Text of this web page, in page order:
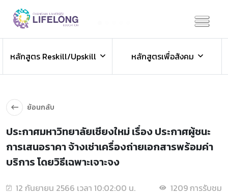
ข่าวประชาสัมพันธ์
ข่าวสารองค์กร ข่าวสารกิจกรรม
หลักสูตร Reskill/Upskill
หลักสูตรเพื่อสังคม
ย้อนกลับ
ประกาศมหาวิทยาลัยเชียงใหม่ เรื่อง ประกาศผู้ชนะ
การเสนอราคา จ้างเช่าเครื่องถ่ายเอกสารพร้อมค่า
บริการ โดยวิธีเฉพาะเจาะจง
12 กันยายน 2566 เวลา 10:02:00 น. 1209 การรับชม